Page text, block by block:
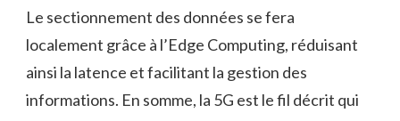
Le sectionnement des données se fera
localement grâce à l’Edge Computing, réduisant
ainsi la latence et facilitant la gestion des
informations. En somme, la 5G est le fil décrit qui